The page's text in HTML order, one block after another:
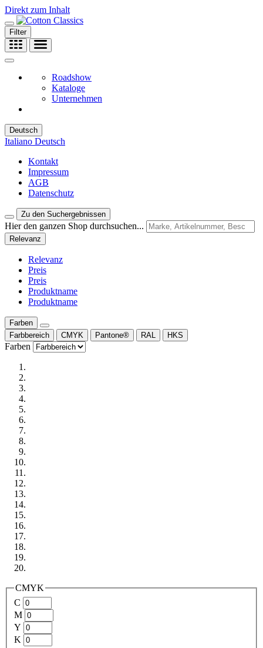
Direkt zum Inhalt
Filter
Roadshow
Kataloge
Unternehmen
Deutsch
Italiano Deutsch
Kontakt
Impressum
AGB
Datenschutz
Zu den Suchergebnissen
Hier den ganzen Shop durchsuchen...
Relevanz
Relevanz
Preis
Preis
Produktname
Produktname
Farben
Farbbereich
CMYK Pantone® RAL HKS
Farben
CMYK
C
M
Y
K